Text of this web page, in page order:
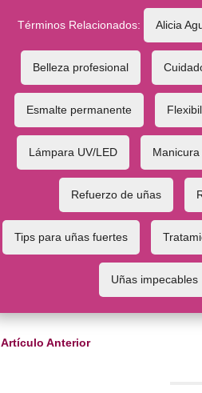
Términos Relacionados: Alicia
Belleza profesional
Esmalte permanente
Lámpara UV/LED Manicura
Refuerzo de uñas
Tips para uñas fuertes
Uñas impecables
Artículo Anterior